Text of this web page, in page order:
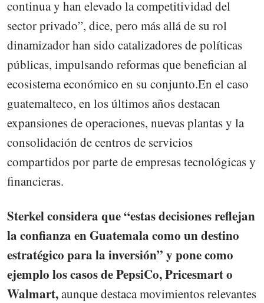
continua y han elevado la competitividad del
sector privado”, dice, pero más allá de su rol
dinamizador han sido catalizadores de políticas
públicas, impulsando reformas que benefician al
ecosistema económico en su conjunto.En el caso
guatemalteco, en los últimos años destacan
expansiones de operaciones, nuevas plantas y la
consolidación de centros de servicios
compartidos por parte de empresas tecnológicas y
financieras.
Sterkel considera que “estas decisiones reflejan
la confianza en Guatemala como un destino
estratégico para la inversión” y pone como
ejemplo los casos de PepsiCo, Pricesmart o
Walmart,aunque destaca movimientos relevantes